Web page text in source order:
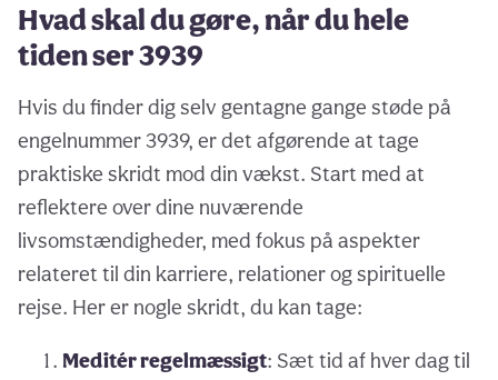
Hvad skal du gøre, når du hele
tiden ser 3939
Hvis du finder dig selv gentagne gange støde på
engelnummer 3939, er det afgørende at tage
praktiske skridt mod din vækst. Start med at
reflektere over dine nuværende
livsomstændigheder, med fokus på aspekter
relateret til din karriere, relationer og spirituelle
rejse. Her er nogle skridt, du kan tage:
Meditér regelmæssigt: Sæt tid af hver dag til